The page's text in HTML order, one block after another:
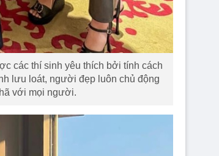
các thí sinh yêu thích bởi tính cách
lưu loát, người đẹp luôn chủ động
với mọi người.